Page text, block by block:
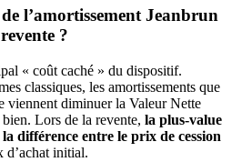
l’amortissement Jeanbrun
?
« coût caché » du dispositif.
classiques, les amortissements que
viennent diminuer la Valeur Nette
Lors de la revente, la plus-value
différence entre le prix de cession
d’achat initial.